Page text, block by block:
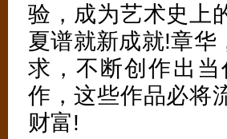
验，成为艺术史上
夏谱就新成就!章华
求，不断创作出
作，这些作品必将
财富!